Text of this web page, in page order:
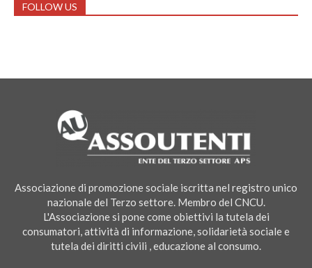
FOLLOW US
Associazione di promozione sociale iscritta nel registro unico
nazionale del Terzo settore. Membro del CNCU.
L'Associazione si pone come obiettivi la tutela dei
consumatori, attività di informazione, solidarietà sociale e
tutela dei diritti civili , educazione al consumo.